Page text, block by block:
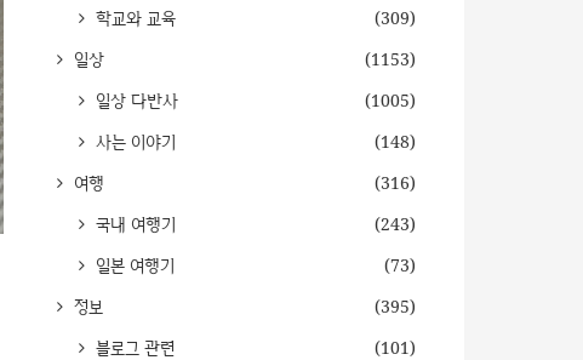
학교와 교육
(309)
일상
(1153)
일상 다반사
(1005)
사는 이야기
(148)
여행
(316)
국내 여행기
(243)
일본 여행기
(73)
정보
(395)
블로그 관련
(101)